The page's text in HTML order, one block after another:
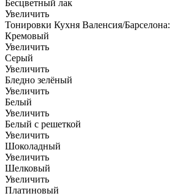
Бесцветный лак
Увеличить
Тонировки Кухня Валенсия/Барселона:
Кремовый
Увеличить
Серый
Увеличить
Бледно зелёный
Увеличить
Белый
Увеличить
Белый с решеткой
Увеличить
Шоколадный
Увеличить
Шелковый
Увеличить
Платиновый